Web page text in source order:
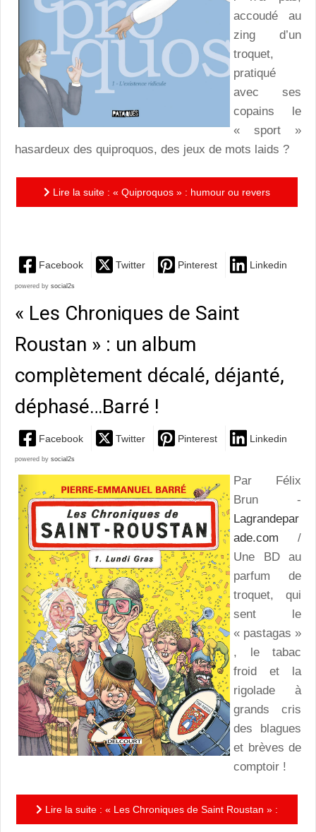
accoudé au
zing d’un
troquet,
pratiqué
avec ses
copains le
« sport »
hasardeux des quiproquos, des jeux de mots laids ?
Lire la suite : « Quiproquos » : humour ou revers
Facebook Twitter Pinterest Linkedin
powered by social2s
« Les Chroniques de Saint
Roustan » : un album
complètement décalé, déjanté,
déphasé…Barré !
Facebook Twitter Pinterest Linkedin
powered by social2s
Par Félix
Brun -
Lagrandepar
ade.com /
Une BD au
parfum de
troquet, qui
sent le
« pastagas »
, le tabac
froid et la
rigolade à
grands cris
des blagues
et brèves de
comptoir !
Lire la suite : « Les Chroniques de Saint Roustan » :